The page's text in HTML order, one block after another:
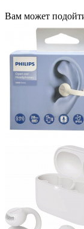
Вам может